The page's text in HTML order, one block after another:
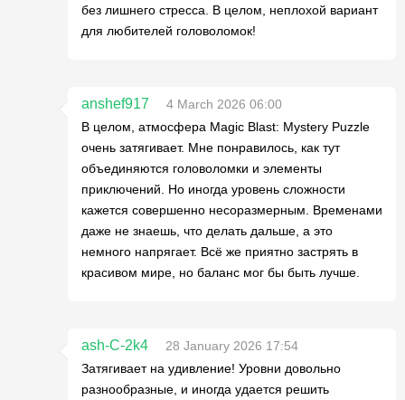
без лишнего стресса. В целом, неплохой вариант
для любителей головоломок!
anshef917
4 March 2026 06:00
В целом, атмосфера Magic Blast: Mystery Puzzle
очень затягивает. Мне понравилось, как тут
объединяются головоломки и элементы
приключений. Но иногда уровень сложности
кажется совершенно несоразмерным. Временами
даже не знаешь, что делать дальше, а это
немного напрягает. Всё же приятно застрять в
красивом мире, но баланс мог бы быть лучше.
ash-C-2k4
28 January 2026 17:54
Затягивает на удивление! Уровни довольно
разнообразные, и иногда удается решить